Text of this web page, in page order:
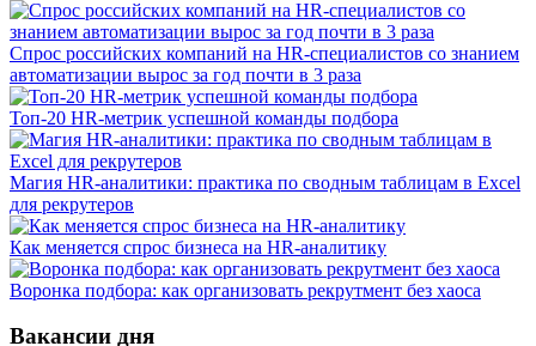
Спрос российских компаний на HR-специалистов со знанием
автоматизации вырос за год почти в 3 раза
Топ-20 HR-метрик успешной команды подбора
Магия HR-аналитики: практика по сводным таблицам в Excel
для рекрутеров
Как меняется спрос бизнеса на HR-аналитику
Воронка подбора: как организовать рекрутмент без хаоса
Вакансии дня